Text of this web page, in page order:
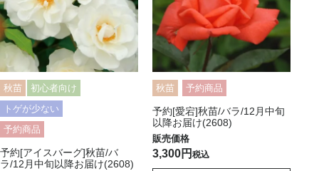
秋苗
初心者向け
トゲが少ない
予約商品
予約[アイスバーグ]秋苗/バ
ラ/12月中旬以降お届け(2608)
秋苗 予約商品
予約[愛宕]秋苗/バラ/12月中旬
以降お届け(2608)
3,300 税込